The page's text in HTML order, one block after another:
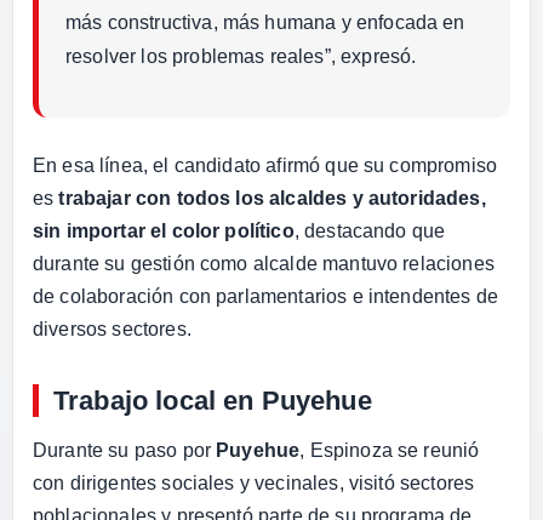
más constructiva, más humana y enfocada en
resolver los problemas reales”, expresó.
En esa línea, el candidato afirmó que su compromiso
estrabajar con todos los alcaldes y autoridades,
sin importar el color político, destacando que
durante su gestión como alcalde mantuvo relaciones
de colaboración con parlamentarios e intendentes de
diversos sectores.
Trabajo local en Puyehue
Durante su paso por Puyehue, Espinoza se reunió
con dirigentes sociales y vecinales, visitó sectores
poblacionales y presentó parte de su programa de